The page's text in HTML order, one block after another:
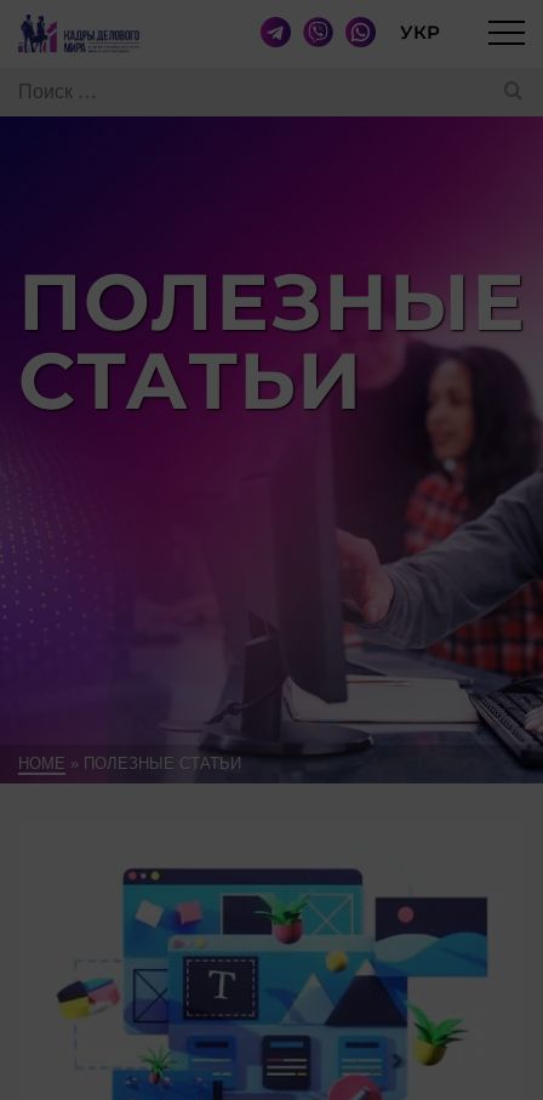
УКР
ПОЛЕЗНЫЕ
СТАТЬИ
HOME » ПОЛЕЗНЫЕ СТАТЬИ